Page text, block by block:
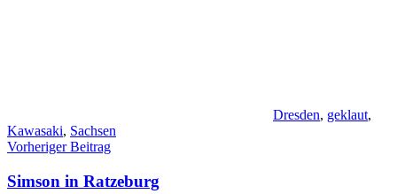
Dresden, geklaut,
Kawasaki, Sachsen
Beitragsnavigation
Vorheriger Beitrag
Simson in Ratzeburg